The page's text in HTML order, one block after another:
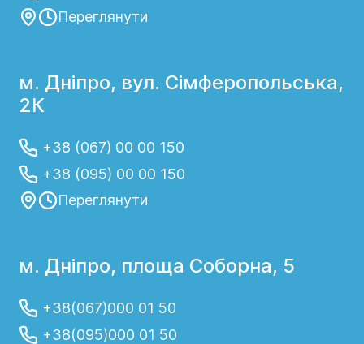
Переглянути
м. Дніпро, вул. Сімферопольська,
2К
+38 (067) 00 00 150
+38 (095) 00 00 150
Переглянути
м. Дніпро, площа Соборна, 5
+38(067)000 01 50
+38(095)000 01 50